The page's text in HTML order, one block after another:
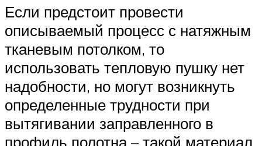
Если предстоит провести
описываемый процесс с натяжным
тканевым потолком, то
использовать тепловую пушку нет
надобности, но могут возникнуть
определенные трудности при
вытягивании заправленного в
профиль полотна – такой материал